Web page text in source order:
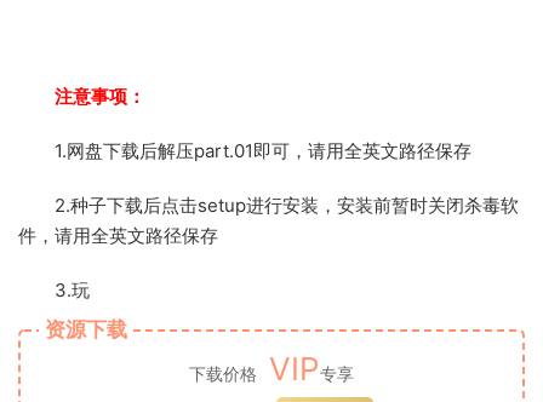
注意事项：
1.网盘下载后解压part.01即可，请用全英文路径保存
2.种子下载后点击setup进行安装，安装前暂时关闭杀毒软
件，请用全英文路径保存
3.玩
资源下载
下载价格 VIP专享